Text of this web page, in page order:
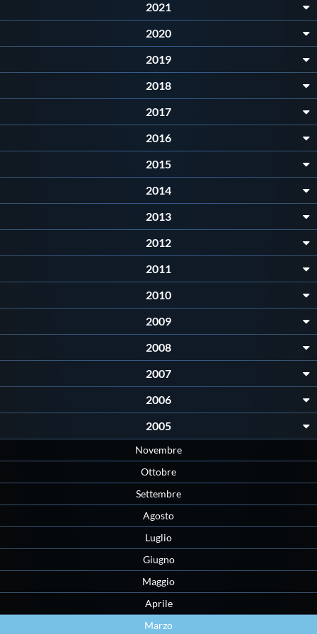
Videogallery
Webmail
Contatti
2021
2020
2019
2018
2017
2016
2015
2014
2013
2012
2011
2010
2009
2008
2007
2006
2005
Novembre
Ottobre
Settembre
Agosto
Luglio
Giugno
Maggio
Aprile
Marzo